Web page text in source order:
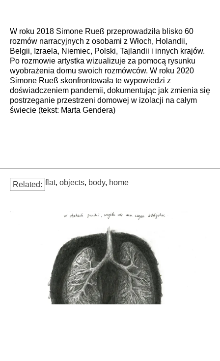
W roku 2018 Simone Rueß przeprowadziła blisko 60
rozmów narracyjnych z osobami z Włoch, Holandii,
Belgii, Izraela, Niemiec, Polski, Tajlandii i innych krajów.
Po rozmowie artystka wizualizuje za pomocą rysunku
wyobrażenia domu swoich rozmówców. W roku 2020
Simone Rueß skonfrontowała te wypowiedzi z
doświadczeniem pandemii, dokumentując jak zmienia się
postrzeganie przestrzeni domowej w izolacji na całym
świecie (tekst: Marta Gendera)
Related: flat, objects, body, home